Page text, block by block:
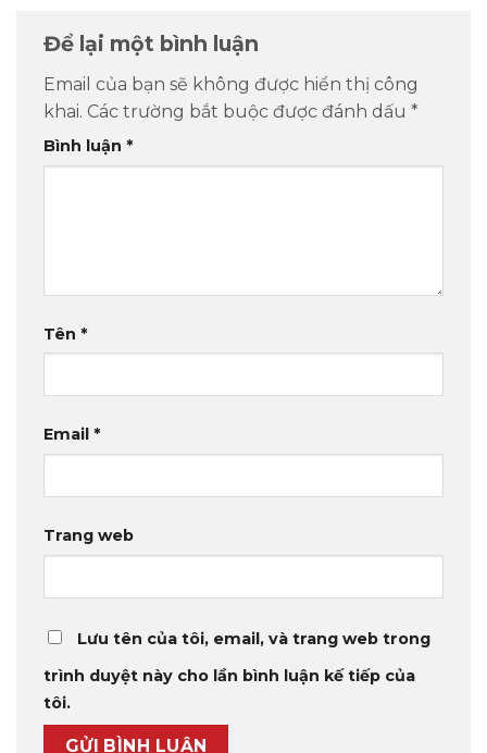
Để lại một bình luận
Email của bạn sẽ không được hiển thị công
khai. Các trường bắt buộc được đánh dấu *
Bình luận *
Tên *
Email *
Trang web
Lưu tên của tôi, email, và trang web trong
trình duyệt này cho lần bình luận kế tiếp của
tôi.